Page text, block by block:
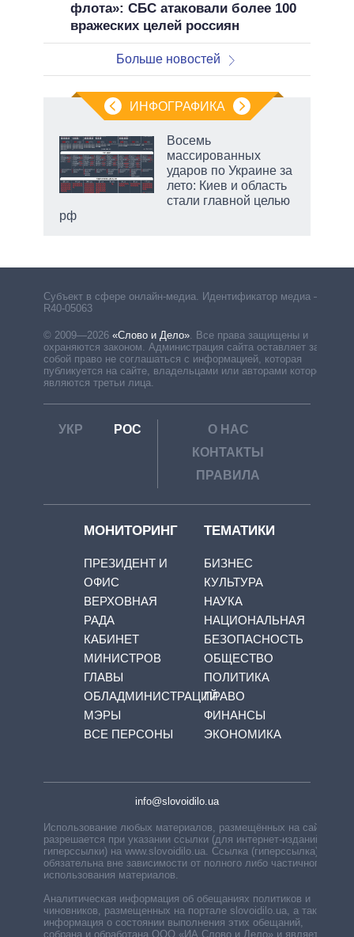
флота»: СБС атаковали более 100
вражеских целей россиян
Больше новостей
ИНФОГРАФИКА
Восемь
массированных
ударов по Украине за
лето: Киев и область
стали главной целью
рф
Субъект в сфере онлайн-медиа. Идентификатор медиа –
R40-05063
© 2009—2026 «Слово и Дело». Все права защищены и
охраняются законом. Администрация сайта оставляет за
собой право не соглашаться с информацией, которая
публикуется на сайте, владельцами или авторами которой
являются третьи лица.
УКР РОС
О НАС
КОНТАКТЫ
ПРАВИЛА
МОНИТОРИНГ
ПРЕЗИДЕНТ И
ОФИС
ВЕРХОВНАЯ
РАДА
КАБИНЕТ
МИНИСТРОВ
ГЛАВЫ
ОБЛАДМИНИСТРАЦИЙ
МЭРЫ
ВСЕ ПЕРСОНЫ
ТЕМАТИКИ
БИЗНЕС
КУЛЬТУРА
НАУКА
НАЦИОНАЛЬНАЯ
БЕЗОПАСНОСТЬ
ОБЩЕСТВО
ПОЛИТИКА
ПРАВО
ФИНАНСЫ
ЭКОНОМИКА
info@slovoidilo.ua
Использование любых материалов, размещённых на сайте,
разрешается при указании ссылки (для интернет-изданий —
гиперссылки) на www.slovoidilo.ua. Ссылка (гиперссылка)
обязательна вне зависимости от полного либо частичного
использования материалов.
Аналитическая информация об обещаниях политиков и
чиновников, размещенных на портале slovoidilo.ua, а также
информация о состоянии выполнения этих обещаний,
собрана и обработана ООО «ИА Слово и Дело» и является